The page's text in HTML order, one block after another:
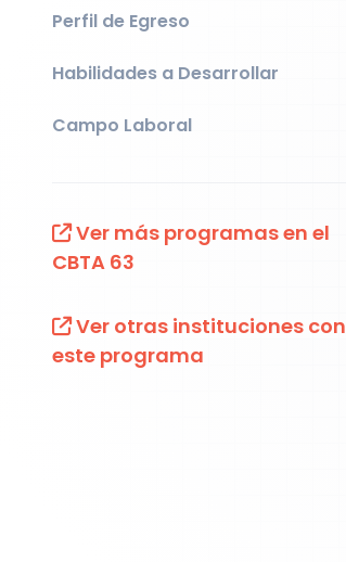
Perfil de Egreso
Habilidades a Desarrollar
Campo Laboral
Ver más programas en el
CBTA 63
Ver otras instituciones con
este programa